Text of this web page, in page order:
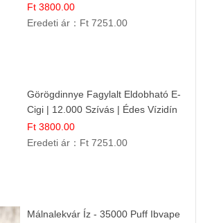
Ft 3800.00
Eredeti ár： Ft 7251.00
Görögdinnye Fagylalt Eldobható E-
Cigi | 12.000 Szívás | Édes Vízidín
Íz
Ft 3800.00
Eredeti ár： Ft 7251.00
Málnalekvár Íz - 35000 Puff Ibvape